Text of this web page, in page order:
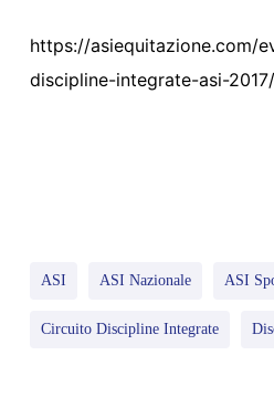
https://asiequitazione.com/
discipline-integrate-asi-2017/
ASI ASI Nazionale ASI
Circuito Discipline Integrate